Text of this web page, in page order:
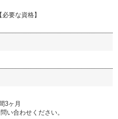
要な資格】
3ヶ月
い合わせください。